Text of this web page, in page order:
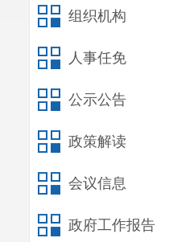
组织机构
人事任免
公示公告
政策解读
会议信息
政府工作报告